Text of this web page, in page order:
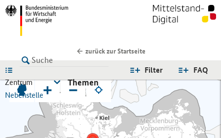
zurück zur Startseite
FAQ
Filter
Zentrum
Nebenstelle
Themen
+ −